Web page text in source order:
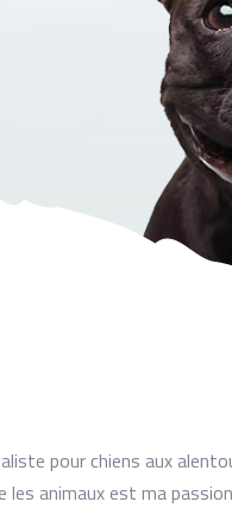
pour chiens aux
les animaux est ma